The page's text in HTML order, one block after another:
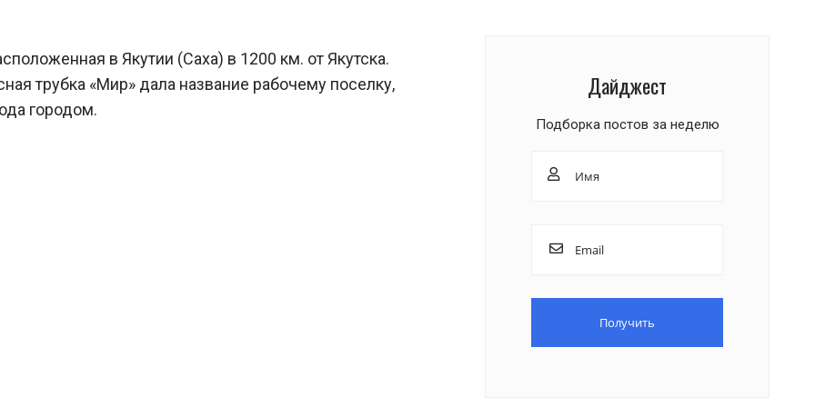
Дайджест
Подборка постов за неделю
в Якутии (Саха) в 1200 км. от Якутска.
трубка «Мир» дала название рабочему поселку,
городом.